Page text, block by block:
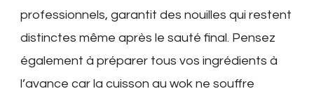
professionnels, garantit des nouilles qui restent
distinctes même après le sauté final. Pensez
également à préparer tous vos ingrédients à
l’avance car la cuisson au wok ne souffre